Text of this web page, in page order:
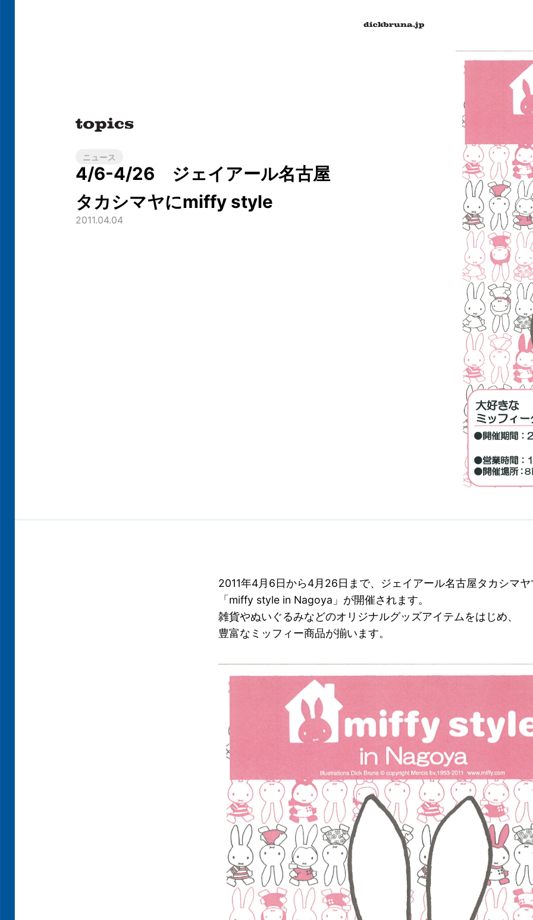
ニュース
4/6-4/26 ジェイアール名古屋
タカシマヤにmiffy style
2011.04.04
2011年4月6日から4月26日まで、ジェイアール名古屋タカシマヤ
「miffy style in Nagoya」が開催されます。
雑貨やぬいぐるみなどのオリジナルグッズアイテムをはじめ、
豊富なミッフィー商品が揃います。